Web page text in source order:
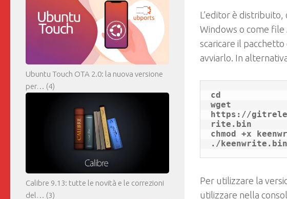
L’editor è
Windows o come file
scaricare il pacchetto
avviarlo. In
cd
wget
https://
rite.bin
chmod +x
Per utilizzare la
utilizzare nella
Ubuntu Touch OTA 2.0: la nuova versione
per… (4)
Calibre 9.13: tutte le novità e le correzioni
del… (3)